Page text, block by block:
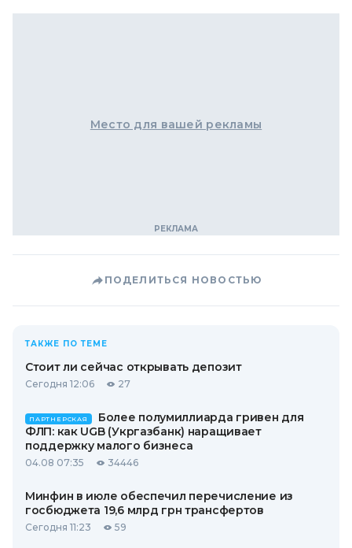
Место для вашей рекламы
ПОДЕЛИТЬСЯ НОВОСТЬЮ
ТАКЖЕ ПО ТЕМЕ
Стоит ли сейчас открывать депозит
Сегодня 12:06 27
ПАРТНЕРСКАЯ
Более полумиллиарда гривен для
ФЛП: как UGB (Укргазбанк) наращивает
поддержку малого бизнеса
04.08 07:35 34446
Минфин в июле обеспечил перечисление из
госбюджета 19,6 млрд грн трансфертов
Сегодня 11:23 59